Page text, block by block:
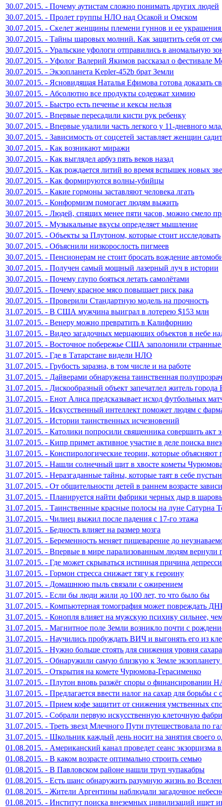
30.07.2015. - Почему аутистам сложно понимать других людей
30.07.2015. - Пролет группы НЛО над Осакой и Омском
30.07.2015. - Скелет женщины племени гуннов и ее
30.07.2015. - Тайны шаровых молний. Как защитить себя от
30.07.2015. - Уральские уфологи отправились в аномальную
30.07.2015. - Уфолог Валерий Якимов рассказал о фестивале
30.07.2015. - Экзопланета Kepler-452b брат Земли
30.07.2015. - Ясновидящая Наталья Ефимова готова доказать
30.07.2015. - Абсолютно все продукты содержат химию
30.07.2015. - Быстро есть печенье и кексы нельзя
30.07.2015. - Впервые пересадили кисти рук ребенку
30.07.2015. - Впервые удалили часть легкого у 11-дневного
30.07.2015. - Зависимость от соцсетей заставляет женщин
30.07.2015. - Как возникают миражи
30.07.2015. - Как выглядел арбуз пять веков назад
30.07.2015. - Как рождается литий во время вспышек новых
30.07.2015. - Как формируются волны-убийцы
30.07.2015. - Какие гормоны заставляют человека лгать
30.07.2015. - Конформизм помогает людям выжить
30.07.2015. - Людей, спящих менее пяти часов, можно смело
30.07.2015. - Музыкальные вкусы определяет мышление
30.07.2015. - Объекты за Плутоном, которые стоит исследовать
30.07.2015. - Объяснили низкорослость пигмеев
30.07.2015. - Пенсионерам не стоит бросать вождение
30.07.2015. - Получен самый мощный лазерный луч в истории
30.07.2015. - Почему глупо бояться летать самолётами
30.07.2015. - Почему красное мясо повышает риск рака
30.07.2015. - Проверили Стандартную модель на прочность
31.07.2015. - В США мужчина выиграл в лотерею $153 млн
31.07.2015. - Венеру можно превратить в Калифорнию
31.07.2015. - Видео загадочных мерцающих объектов в небе
31.07.2015. - Восточное побережье США заполонили
31.07.2015. - Где в Татарстане видели НЛО
31.07.2015. - Грубость заразна, в том числе и на работе
31.07.2015. - Дайверами обнаружена таинственная
31.07.2015. - Дискообразный объект запечатлел житель города
31.07.2015. - Енот Алиса предсказывает исход футбольных
31.07.2015. - Искусственный интеллект поможет людям с
31.07.2015. - Истории таинственных исчезновений
31.07.2015. - Католики попросили священника совершить акт
31.07.2015. - Кипр примет активное участие в деле поиска
31.07.2015. - Конспирологические теории, которые
31.07.2015. - Нашли солнечный щит в хвосте кометы
31.07.2015. - Неразгаданные тайны, которые таят в себе
31.07.2015. - От общительности детей в раннем возрасте
31.07.2015. - Планируется найти фабрики черных дыр в
31.07.2015. - Таинственные красные полосы на луне Сатурна
31.07.2015. - Чилиец выжил после падения с 17-го этажа
31.07.2015. - Бедность влияет на размер мозга
31.07.2015. - Беременность меняет пищеварение до
31.07.2015. - Впервые в мире парализованным людям вернули
31.07.2015. - Где может скрываться истинная причина
31.07.2015. - Гормон стресса снижает тягу к героину
31.07.2015. - Домашнюю пыль связали с ожирением
31.07.2015. - Если бы люди жили до 100 лет, то что было бы
31.07.2015. - Компьютерная томография может повреждать
31.07.2015. - Конопля влияет на мужскую психику сильнее,
31.07.2015. - Магнитное поле Земли возникло почти с
31.07.2015. - Научились пробуждать ВИЧ и выгонять его из
31.07.2015. - Нужно больше стоять для снижения уровня
31.07.2015. - Обнаружили самую близкую к Земле экзопланету
31.07.2015. - Открытия на комете Чурюмова-Герасименко
31.07.2015. - Плутон вновь разжёг споры о финансировании
31.07.2015. - Предлагается ввести налог на сахар для борьбы
31.07.2015. - Прием кофе защитит от снижения умственных
31.07.2015. - Собрали первую искусственную клеточную
31.07.2015. - Треть звезд Млечного Пути путешествовала по
31.07.2015. - Школьник каждый день носит на занятия своего
01.08.2015. - Американский канал проведет сеанс экзорцизма
01.08.2015. - В каком возрасте оптимально строить семью
01.08.2015. - В Павловском районе нашли труп чупакабры
01.08.2015. - Есть шанс обнаружить разумную жизнь во
01.08.2015. - Жители Аргентины наблюдали загадочное
01.08.2015. - Институт поиска внеземных цивилизаций ищет